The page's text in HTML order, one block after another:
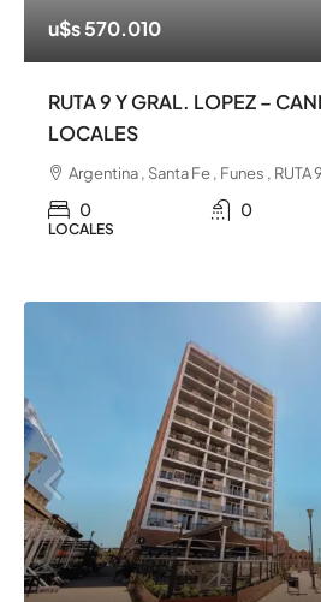
u$s 570.010
RUTA 9 Y GRAL. LOPEZ –
LOCALES
Argentina , Santa Fe , Funes , RUTA
0 0
LOCALES